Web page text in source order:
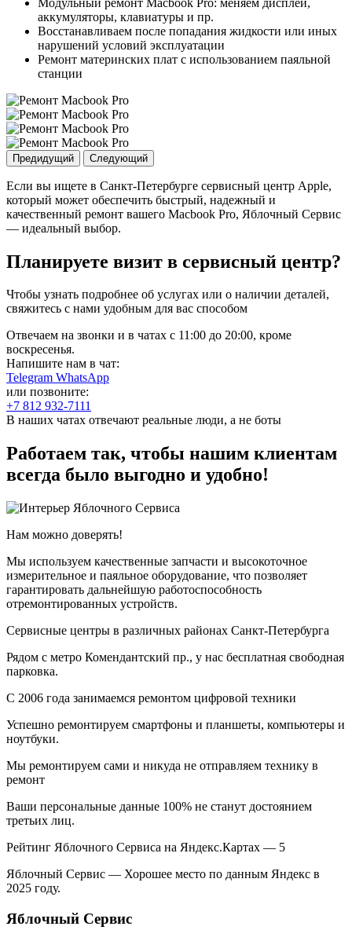
аккумуляторы, клавиатуры и пр.
Восстанавливаем после попадания жидкости или иных
нарушений условий эксплуатации
Ремонт материнских плат с использованием паяльной
станции
Предидущий Следующий
Если вы ищете в Санкт-Петербурге сервисный центр Apple,
который может обеспечить быстрый, надежный и
качественный ремонт вашего Macbook Pro, Яблочный Сервис
— идеальный выбор.
Планируете визит в сервисный центр?
Чтобы узнать подробнее об услугах или о наличии деталей,
свяжитесь с нами удобным для вас способом
Отвечаем на звонки и в чатах с 11:00 до 20:00, кроме
воскресенья.
Напишите нам в чат:
Telegram WhatsApp
или позвоните:
+7 812 932-7111
В наших чатах отвечают реальные люди, а не боты
Работаем так, чтобы нашим клиентам
всегда было выгодно и удобно!
Нам можно доверять!
Мы используем качественные запчасти и высокоточное
измерительное и паяльное оборудование, что позволяет
гарантировать дальнейшую работоспособность
отремонтированных устройств.
Cервисные центры в различных районах Санкт-Петербурга
Рядом с метро Комендантский пр., у нас бесплатная свободная
парковка.
С 2006 года занимаемся ремонтом цифровой техники
Успешно ремонтируем смартфоны и планшеты, компьютеры и
ноутбуки.
Мы ремонтируем сами и никуда не отправляем технику в
ремонт
Ваши персональные данные 100% не станут достоянием
третьих лиц.
Рейтинг Яблочного Сервиса на Яндекс.Картах — 5
Яблочный Сервис — Хорошее место по данным Яндекс в
2025 году.
Яблочный Сервис